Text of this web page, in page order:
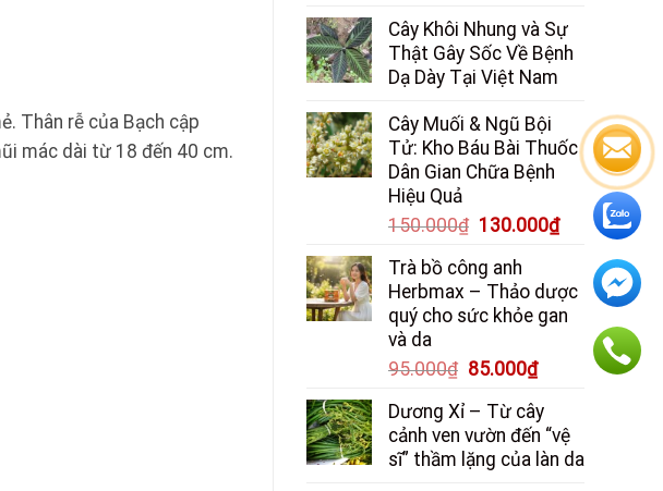
là:
250.000₫.
tại
là:
Cây Khôi Nhung và Sự
Thật Gây Sốc Về Bệnh
Dạ Dày Tại Việt Nam
Cây Muối & Ngũ Bội
Tử: Kho Báu Bài Thuốc
Dân Gian Chữa Bệnh
Hiệu Quả
150.000₫ Giá
là:
150.000₫.
130.000₫Giá
là:
130.000₫.
Trà bồ công anh
Herbmax – Thảo dược
quý cho sức khỏe gan
và da
95.000₫ Giá
là:
95.000₫.
85.000₫Giá
tại
là:
85.000₫.
Dương Xỉ – Từ cây
cảnh ven vườn đến “vệ
sĩ” thầm lặng của làn da
Thân rễ của Bạch cập
mác dài từ 18 đến 40 cm.